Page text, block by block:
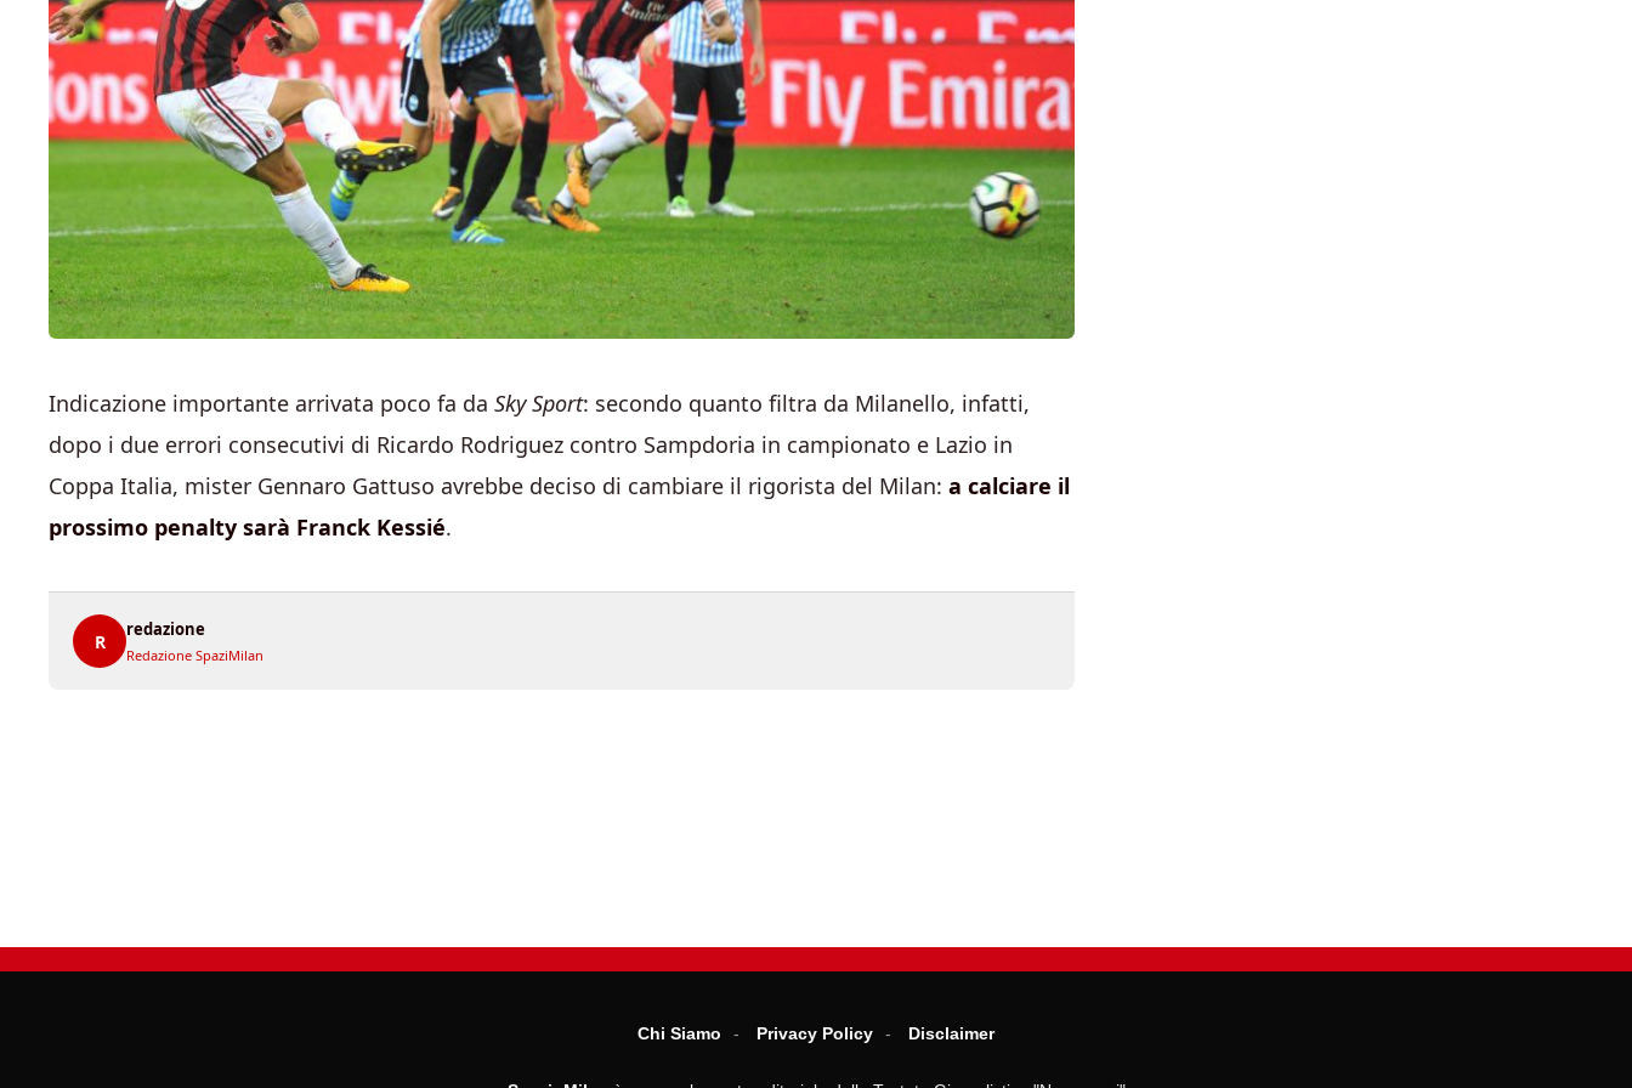
Indicazione importante arrivata poco fa da Sky Sport: secondo quanto filtra da Milanello, infatti,
dopo i due errori consecutivi di Ricardo Rodriguez contro Sampdoria in campionato e Lazio in
Coppa Italia, mister Gennaro Gattuso avrebbe deciso di cambiare il rigorista del Milan: a calciare il
prossimo penalty sarà Franck Kessié.
R
redazione
Redazione SpaziMilan
Chi Siamo Privacy Policy Disclaimer